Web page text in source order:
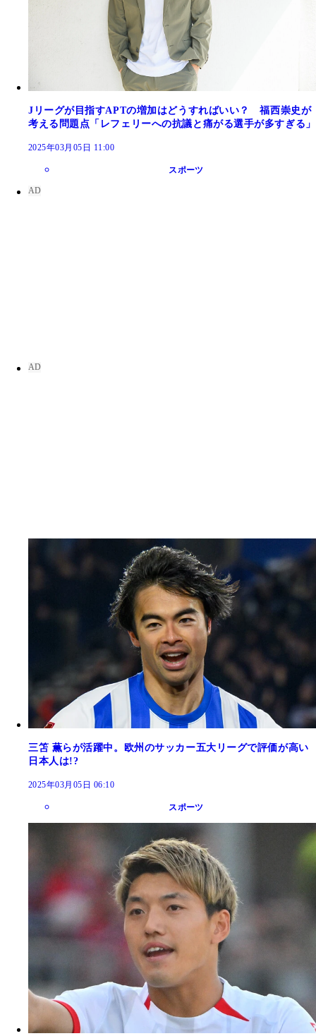
Jリーグが目指すAPTの増加はどうすればいい？ 福西崇史が
考える問題点「レフェリーへの抗議と痛がる選手が多すぎる」
2025年03月05日 11:00
スポーツ
三笘 薫らが活躍中。欧州のサッカー五大リーグで評価が高い
日本人は!?
2025年03月05日 06:10
スポーツ